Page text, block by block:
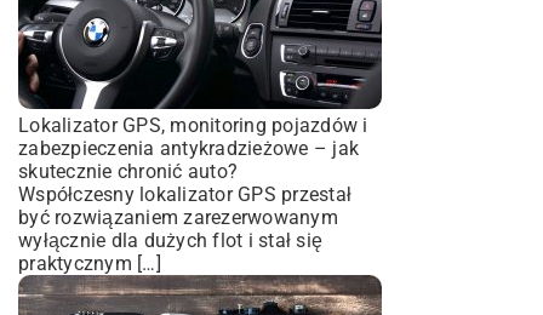
Lokalizator GPS, monitoring pojazdów i
zabezpieczenia antykradzieżowe – jak
skutecznie chronić auto?
Współczesny lokalizator GPS przestał
być rozwiązaniem zarezerwowanym
wyłącznie dla dużych flot i stał się
praktycznym […]